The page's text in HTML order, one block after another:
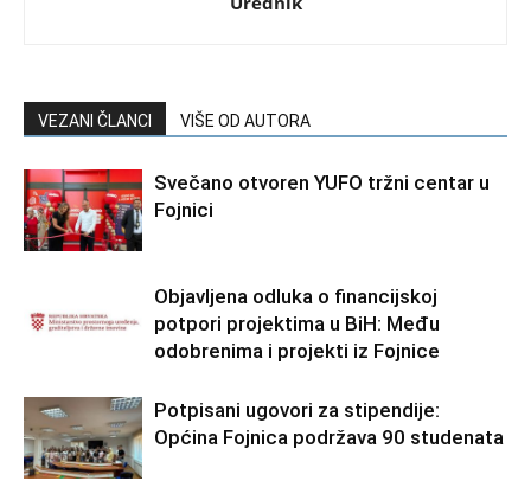
VEZANI ČLANCI VIŠE OD AUTORA
Svečano otvoren YUFO tržni centar u
Fojnici
Objavljena odluka o financijskoj
potpori projektima u BiH: Među
odobrenima i projekti iz Fojnice
Potpisani ugovori za stipendije:
Općina Fojnica podržava 90 studenata